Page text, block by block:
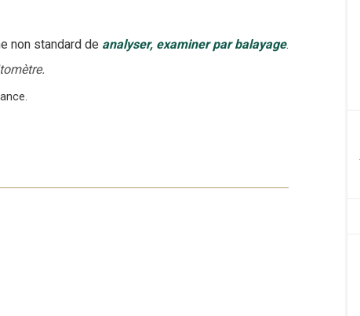
non standard de analyser, examiner par balayage.